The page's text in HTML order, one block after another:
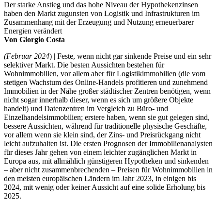
Der starke Anstieg und das hohe Niveau der Hypothekenzinsen
haben den Markt zugunsten von Logistik und Infrastrukturen im
Zusammenhang mit der Erzeugung und Nutzung erneuerbarer
Energien verändert
Von Giorgio Costa
(Februar 2024) | Feste, wenn nicht gar sinkende Preise und ein sehr
selektiver Markt. Die besten Aussichten bestehen für
Wohnimmobilien, vor allem aber für Logistikimmobilien (die vom
stetigen Wachstum des Online-Handels profitieren und zunehmend
Immobilien in der Nähe großer städtischer Zentren benötigen, wenn
nicht sogar innerhalb dieser, wenn es sich um größere Objekte
handelt) und Datenzentren im Vergleich zu Büro- und
Einzelhandelsimmobilien; erstere haben, wenn sie gut gelegen sind,
bessere Aussichten, während für traditionelle physische Geschäfte,
vor allem wenn sie klein sind, der Zins- und Preisrückgang nicht
leicht aufzuhalten ist. Die ersten Prognosen der Immobilienanalysten
für dieses Jahr gehen von einem leichter zugänglichen Markt in
Europa aus, mit allmählich günstigeren Hypotheken und sinkenden
– aber nicht zusammenbrechenden – Preisen für Wohnimmobilien in
den meisten europäischen Ländern im Jahr 2023, in einigen bis
2024, mit wenig oder keiner Aussicht auf eine solide Erholung bis
2025.